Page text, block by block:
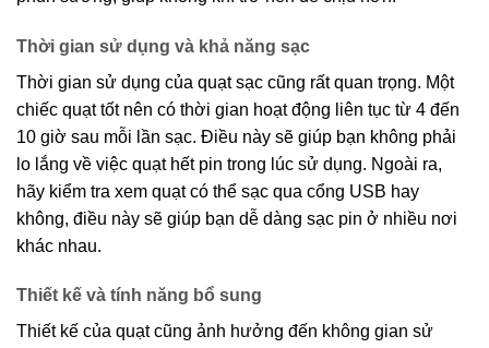
Thời gian sử dụng và khả năng sạc
Thời gian sử dụng của quạt sạc cũng rất quan trọng. Một
chiếc quạt tốt nên có thời gian hoạt động liên tục từ 4 đến
10 giờ sau mỗi lần sạc. Điều này sẽ giúp bạn không phải
lo lắng về việc quạt hết pin trong lúc sử dụng. Ngoài ra,
hãy kiểm tra xem quạt có thể sạc qua cổng USB hay
không, điều này sẽ giúp bạn dễ dàng sạc pin ở nhiều nơi
khác nhau.
Thiết kế và tính năng bổ sung
Thiết kế của quạt cũng ảnh hưởng đến không gian sử